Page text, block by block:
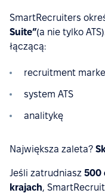
SmartRecruiters
Suite”(a nie tylko
łączącą:
recruitment
system ATS
analitykę
Największa zaleta?
Jeśli zatrudniasz 500
krajach,